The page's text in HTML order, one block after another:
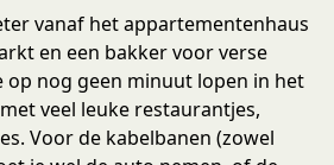
vanaf het appartementenhaus
en een bakker voor verse
op nog geen minuut lopen in het
veel leuke restaurantjes,
Voor de kabelbanen (zowel